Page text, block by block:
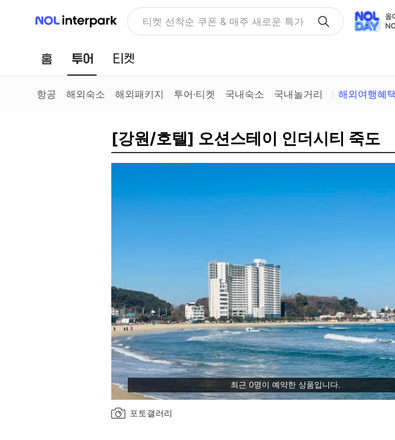
NOL 인터파크 티켓 선착순 쿠폰 & 매주 새로운 특가
홈 투어
항공 해외숙소 해외패키지 투어·티켓 국내숙소 국내놀거리 해외여행혜택
[강원/호텔] 오션스테이 인더시티 죽도
최근 0명이 예약한 상품입니다.
포토갤러리